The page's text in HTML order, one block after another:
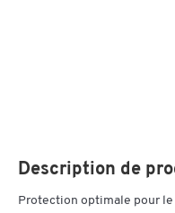
Description de
Protection optimale pour